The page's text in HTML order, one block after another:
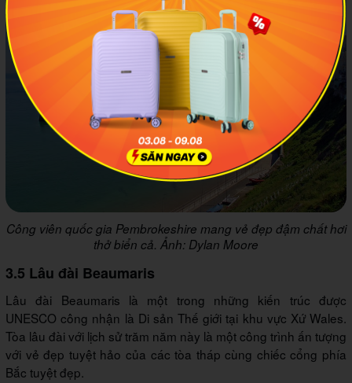
Công viên quốc gia Pembrokeshire mang vẻ đẹp đậm chất hơi
thở biển cả. Ảnh: Dylan Moore
3.5 Lâu đài Beaumaris
Lâu đài Beaumaris là một trong những kiến trúc được
UNESCO công nhận là Di sản Thế giới tại khu vực Xứ Wales.
Tòa lâu đài với lịch sử trăm năm này là một công trình ấn tượng
với vẻ đẹp tuyệt hảo của các tòa tháp cùng chiếc cổng phía
Bắc tuyệt đẹp.